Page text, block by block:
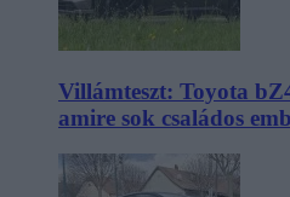
Villámteszt: Toyota
amire sok családos